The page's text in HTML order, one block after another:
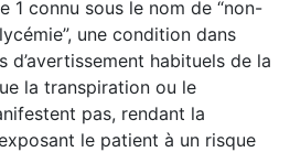
1 connu sous le nom de “non-
une condition dans
d’avertissement habituels de la
la transpiration ou le
pas, rendant la
le patient à un risque